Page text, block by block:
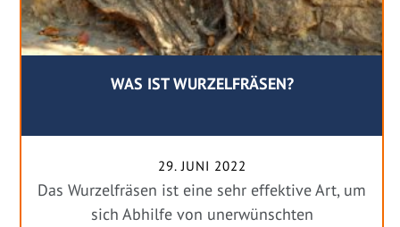
WAS IST WURZELFRÄSEN?
29. JUNI 2022
Das Wurzelfräsen ist eine sehr effektive Art, um
sich Abhilfe von unerwünschten